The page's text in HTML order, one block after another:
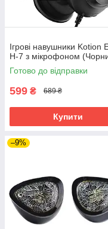
Ігрові навушники Kotion
H-7 з мікрофоном
Готово до відправки
599 ₴ 689 ₴
Купити
–9%